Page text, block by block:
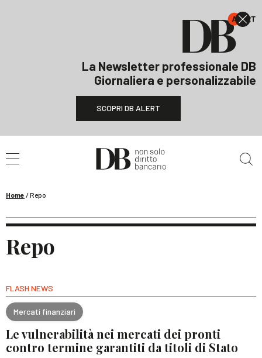
La Newsletter professionale DB
Giornaliera e personalizzabile
SCOPRI DB ALERT
Home /Repo
Repo
FLASH NEWS
Mercati finanziari
Le vulnerabilità nei mercati dei pronti
contro termine garantiti da titoli di Stato